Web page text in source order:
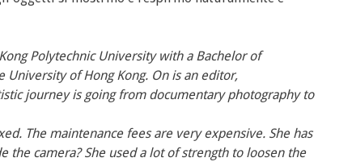
Polytechnic University with a Bachelor of
University of Hong Kong. On is an editor,
journey is going from documentary photography to
The maintenance fees are very expensive. She has
the camera? She used a lot of strength to loosen the